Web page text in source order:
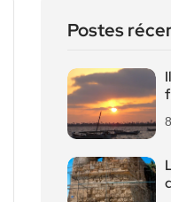
Postes